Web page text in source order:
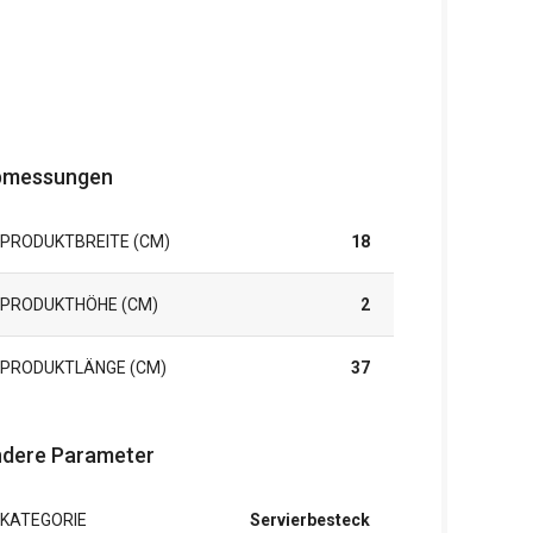
PRODUKTBREITE (CM) 18
PRODUKTHÖHE (CM) 2
PRODUKTLÄNGE (CM) 37
Parameter
KATEGORIE Servierbesteck